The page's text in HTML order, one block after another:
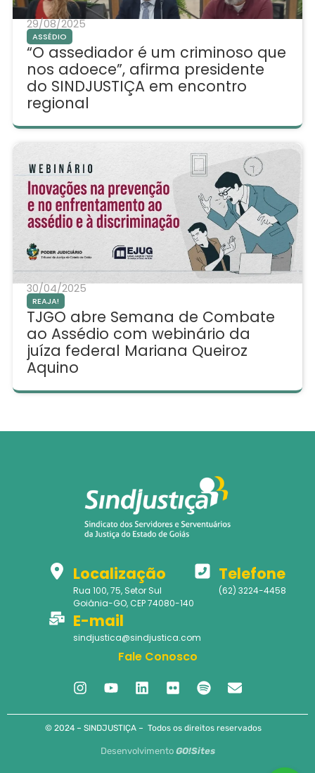
29/08/2025
ASSÉDIO
“O assediador é um criminoso que
nos adoece”, afirma presidente
do SINDJUSTIÇA em encontro
regional
30/04/2025
REAJA!
TJGO abre Semana de Combate
ao Assédio com webinário da
juíza federal Mariana Queiroz
Aquino
Localização
Rua 100, 75, Setor Sul
Goiânia-GO, CEP 74080-140
Telefone
(62) 3224-4458
E-mail
sindjustica@sindjustica.com
Fale Conosco
© 2024 – SINDJUSTIÇA – Todos os direitos reservados
Desenvolvimento GO!Sites